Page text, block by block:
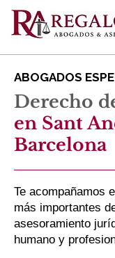
ABOGADOS
Derecho
en Sant
Barcelona
Te acompañamos
más importantes
asesoramiento
humano y